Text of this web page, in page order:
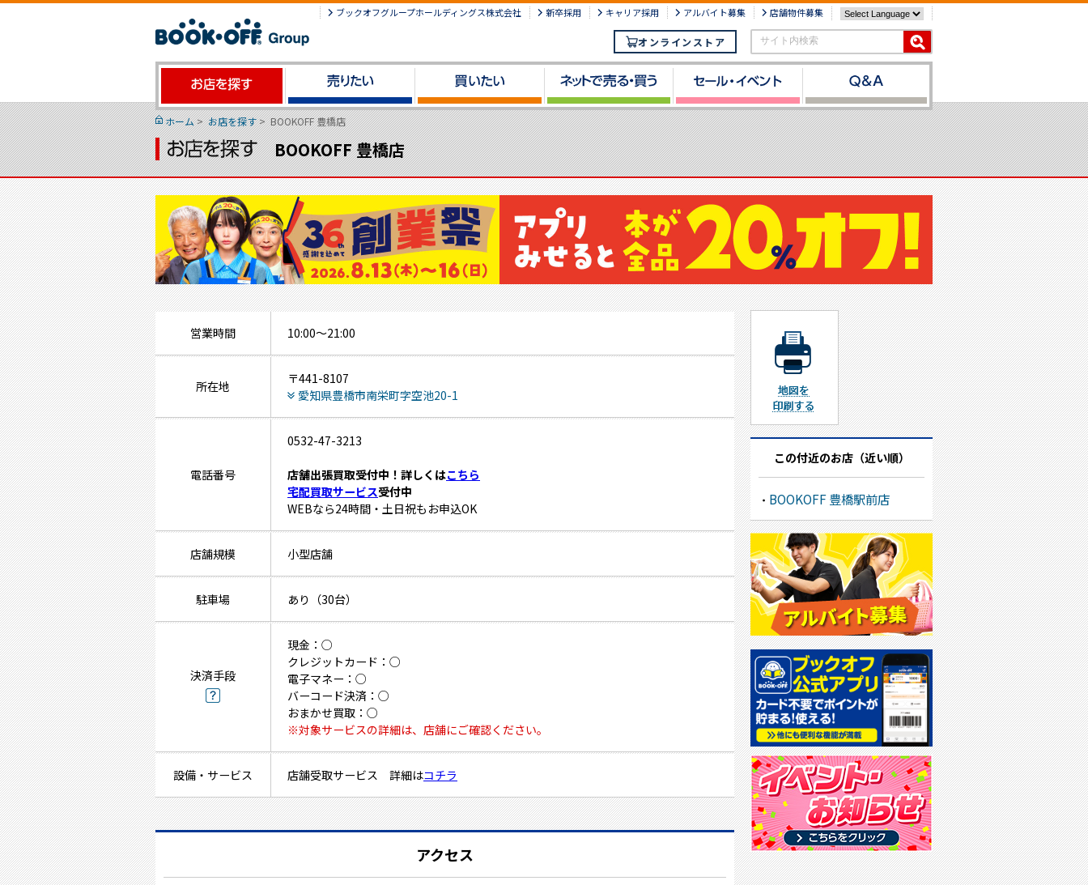
ブックオフグループホールディングス株式会社 新卒採用 キャリア採用 アルバイト募集 店舗物件募集
サイト内検索
オンラインストア
ホーム>お店を探す>BOOKOFF 豊橋店
BOOKOFF 豊橋店
営業時間 10:00～21:00
所在地
〒441-8107
愛知県豊橋市南栄町字空池20-1
電話番号
0532-47-3213
店舗出張買取受付中！詳しくはこちら
宅配買取サービス受付中
WEBなら24時間・土日祝もお申込OK
店舗規模 小型店舗
駐車場 あり（30台）
決済手段
現金：○
クレジットカード：○
電子マネー：○
バーコード決済：○
おまかせ買取：○
※対象サービスの詳細は、店舗にご確認ください。
設備・サービス 店舗受取サービス 詳細はコチラ
アクセス
地図を印刷する
この付近のお店（近い順）
BOOKOFF 豊橋駅前店